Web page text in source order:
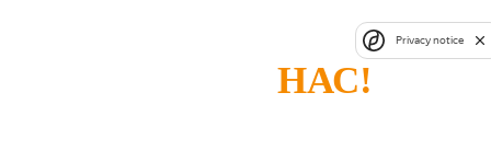
СПАСИБО, ЧТО
НАС!
Privacy notice